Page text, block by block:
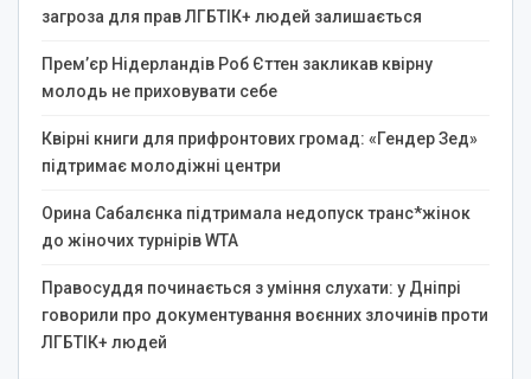
загроза для прав ЛГБТІК+ людей залишається
Прем’єр Нідерландів Роб Єттен закликав квірну
молодь не приховувати себе
Квірні книги для прифронтових громад: «Гендер Зед»
підтримає молодіжні центри
Орина Сабалєнка підтримала недопуск транс*жінок
до жіночих турнірів WTA
Правосуддя починається з уміння слухати: у Дніпрі
говорили про документування воєнних злочинів проти
ЛГБТІК+ людей